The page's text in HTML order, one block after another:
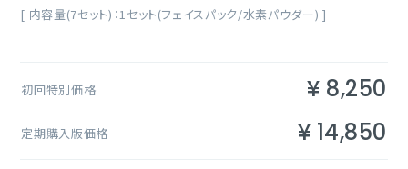
[ 内容量(7セット)：1セット(フェイスパック/水素パウダー) ]
初回特別価格 ¥ 8,250
定期購入版価格 ¥ 14,850